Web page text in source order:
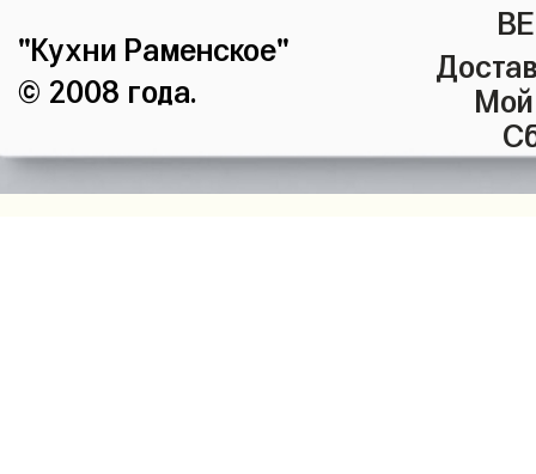
"Кухни Раменское"
© 2008 года.